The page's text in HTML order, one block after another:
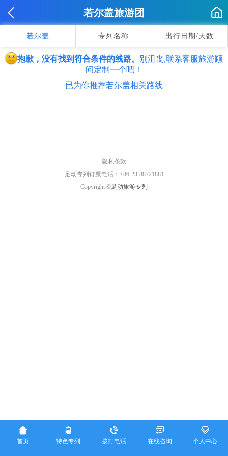
若尔盖旅游团
若尔盖 专列名称 出行日期/天数
抱歉，没有找到符合条件的线路。 别沮丧,联系客服旅游顾
问定制一个吧！
已为你推荐若尔盖相关路线
隐私条款
足动专列订票电话：+86-23-88721881
Copyright ©足动旅游专列

首页

特色专列

拨打电话

在线咨询

个人中心